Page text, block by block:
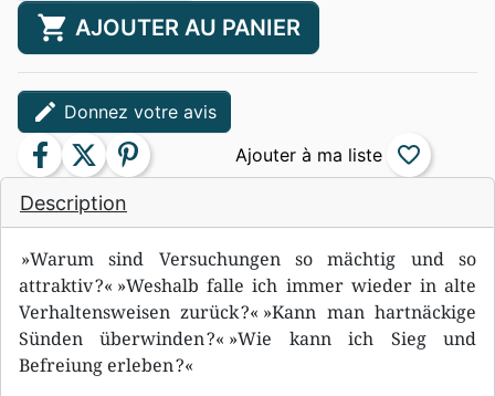
Description
»Warum sind Versuchungen so mächtig und so
attraktiv ?« »Weshalb falle ich immer wieder in alte
Verhaltensweisen zurück ?« »Kann man hartnäckige
Sünden überwinden ?« »Wie kann ich Sieg und
Befreiung erleben ?«
shopping_cart AJOUTER AU PANIER
edit Donnez votre avis
facebook twitter pinterest favorite_border